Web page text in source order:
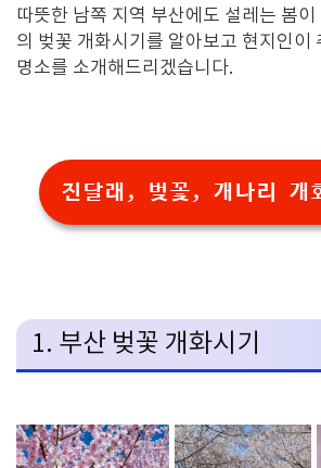
따뜻한 남쪽 지역 부산에도 설레는 봄이
의 벚꽃 개화시기를 알아보고 현지인이
명소를 소개해드리겠습니다.
진달래, 벚꽃, 개나리 개
1. 부산 벚꽃 개화시기